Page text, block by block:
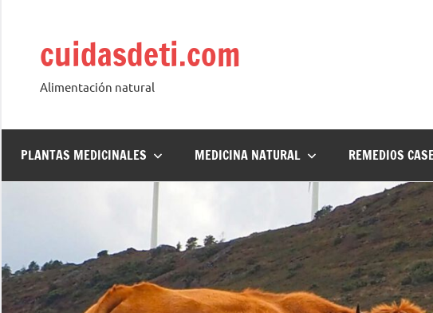
contenidocuidasdeti.com
Alimentación natural
PLANTAS MEDICINALES MEDICINA NATURAL REMEDIOS